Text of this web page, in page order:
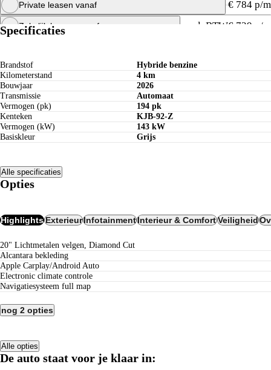
Whatsapp ons Maandbedrag berekenen
Whatsapp ons
Private leasen vanaf € 784 p/m
Maandbedrag berekenen
Zakelijk leasen vanaf excl. BTW€ 739 p/m
Whatsapp ons
Specificaties
Brandstof
Hybride benzine
Kilometerstand
4 km
Bouwjaar
2026
Transmissie
Automaat
Vermogen (pk)
194 pk
Kenteken
KJB-92-Z
Vermogen (kW)
143 kW
Basiskleur
Grijs
Alle specificaties
Opties
HighlightsExterieurInfotainmentInterieur & ComfortVeiligheid
20" Lichtmetalen velgen, Diamond Cut
alcantara bekleding
Apple Carplay/Android Auto
electronic climate controle
navigatiesysteem full map
nog 2 opties
Alle opties
De auto staat voor je klaar in: